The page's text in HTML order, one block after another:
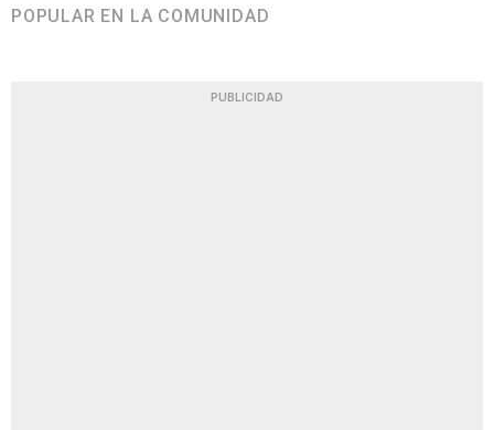
POPULAR EN LA COMUNIDAD
PUBLICIDAD